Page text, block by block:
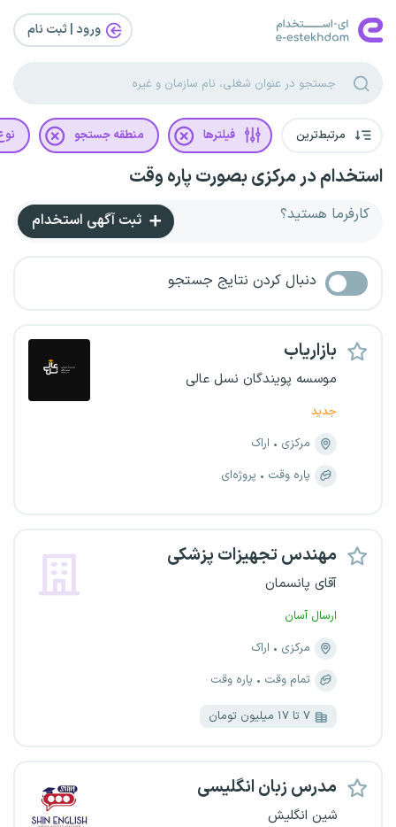
ورود | ثبت‌ نام
مرتبط‌ترین فیلترها منطقه جستجو
استخدام در مرکزی بصورت پاره وقت
کارفرما هستید؟ ثبت آگهی استخدام
دنبال کردن نتایج جستجو
بازاریاب
موسسه پویندگان نسل عالی
جدید
مرکزی
اراک
پاره وقت
پروژه‌ای
مهندس تجهیزات پزشکی
آقای پانسمان
ارسال آسان
مرکزی
اراک
تمام وقت
پاره وقت
۷ تا ۱۷ میلیون تومان
مدرس زبان انگلیسی
شین انگلیش